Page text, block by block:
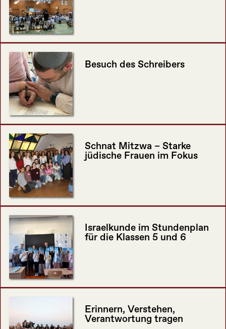
Besuch des Schreibers
Schnat Mitzwa – Starke
jüdische Frauen im Fokus
Israelkunde im Stundenplan
für die Klassen 5 und 6
Erinnern, Verstehen,
Verantwortung tragen